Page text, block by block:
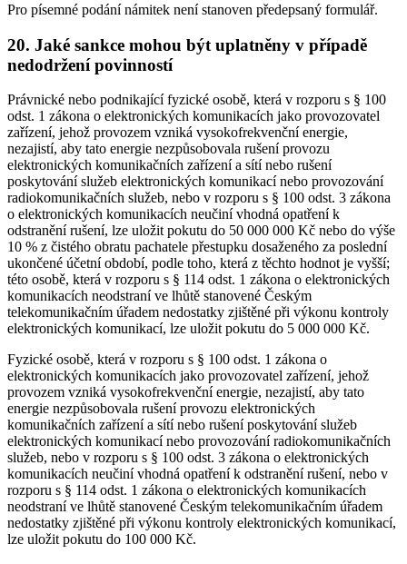
Pro písemné podání námitek není stanoven předepsaný formulář.
20. Jaké sankce mohou být uplatněny v případě
nedodržení povinností
Právnické nebo podnikající fyzické osobě, která v rozporu s § 100
odst. 1 zákona o elektronických komunikacích jako provozovatel
zařízení, jehož provozem vzniká vysokofrekvenční energie,
nezajistí, aby tato energie nezpůsobovala rušení provozu
elektronických komunikačních zařízení a sítí nebo rušení
poskytování služeb elektronických komunikací nebo provozování
radiokomunikačních služeb, nebo v rozporu s § 100 odst. 3 zákona
o elektronických komunikacích neučiní vhodná opatření k
odstranění rušení, lze uložit pokutu do 50 000 000 Kč nebo do výše
10 % z čistého obratu pachatele přestupku dosaženého za poslední
ukončené účetní období, podle toho, která z těchto hodnot je vyšší;
této osobě, která v rozporu s § 114 odst. 1 zákona o elektronických
komunikacích neodstraní ve lhůtě stanovené Českým
telekomunikačním úřadem nedostatky zjištěné při výkonu kontroly
elektronických komunikací, lze uložit pokutu do 5 000 000 Kč.
Fyzické osobě, která v rozporu s § 100 odst. 1 zákona o
elektronických komunikacích jako provozovatel zařízení, jehož
provozem vzniká vysokofrekvenční energie, nezajistí, aby tato
energie nezpůsobovala rušení provozu elektronických
komunikačních zařízení a sítí nebo rušení poskytování služeb
elektronických komunikací nebo provozování radiokomunikačních
služeb, nebo v rozporu s § 100 odst. 3 zákona o elektronických
komunikacích neučiní vhodná opatření k odstranění rušení, nebo v
rozporu s § 114 odst. 1 zákona o elektronických komunikacích
neodstraní ve lhůtě stanovené Českým telekomunikačním úřadem
nedostatky zjištěné při výkonu kontroly elektronických komunikací,
lze uložit pokutu do 100 000 Kč.